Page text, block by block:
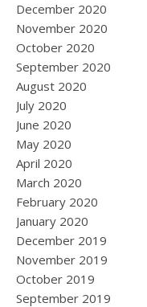
December 2020
November 2020
October 2020
September 2020
August 2020
July 2020
June 2020
May 2020
April 2020
March 2020
February 2020
January 2020
December 2019
November 2019
October 2019
September 2019